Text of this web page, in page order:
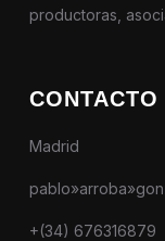
productoras,
CONTACTO
Madrid
+(34) 676316879